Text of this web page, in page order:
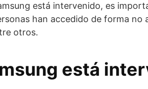
está intervenido, es
han accedido de forma
otros.
está